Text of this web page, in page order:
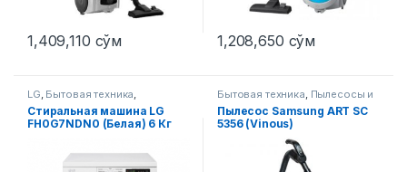
1,409,110 сўм 1,208,650 сўм
LG, Бытовая техника,
Стиральные машины
Стиральная машина LG
FH0G7NDN0 (Белая) 6 Кг
Бытовая техника, Пылесосы и
аксессуары
Пылесос Samsung ART SC
5356 (Vinous)